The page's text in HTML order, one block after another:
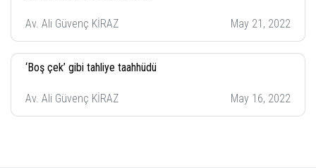
Av. Ali Güvenç KİRAZ May 21, 2022
‘Boş çek’ gibi tahliye taahhüdü
Av. Ali Güvenç KİRAZ May 16, 2022